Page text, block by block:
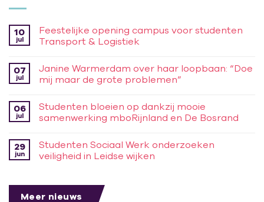
10
jul
Feestelijke opening campus voor studenten
Transport & Logistiek
07
jul
Janine Warmerdam over haar loopbaan: “Doe
mij maar de grote problemen”
06
jul
Studenten bloeien op dankzij mooie
samenwerking mboRijnland en De Bosrand
29
jun
Studenten Sociaal Werk onderzoeken
veiligheid in Leidse wijken
Meer nieuws